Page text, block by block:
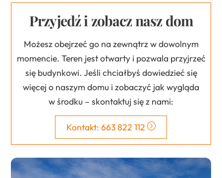
Przyjedź i zobacz nasz dom
Możesz obejrzeć go na zewnątrz w dowolnym
momencie. Teren jest otwarty i pozwala przyjrzeć
się budynkowi. Jeśli chciałbyś dowiedzieć się
więcej o naszym domu i zobaczyć jak wygląda
w środku – skontaktuj się z nami:
Kontakt: 663 822 112